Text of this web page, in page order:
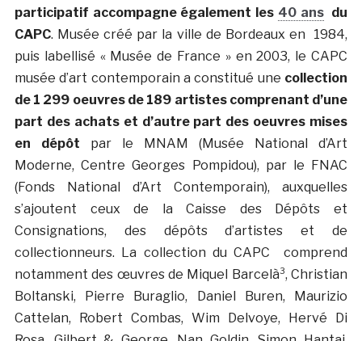
participatif accompagne également les 40 ansdu
CAPC. Musée créé par la ville de Bordeaux en 1984,
puis labellisé « Musée de France » en 2003, le CAPC
musée d’art contemporain a constitué une collection
de 1 299 oeuvres de 189 artistes comprenant d’une
part des achats et d’autre part des oeuvres mises
en dépôt par le MNAM (Musée National d’Art
Moderne, Centre Georges Pompidou), par le FNAC
(Fonds National d’Art Contemporain), auxquelles
s’ajoutent ceux de la Caisse des Dépôts et
Consignations, des dépôts d’artistes et de
collectionneurs. La collection du CAPC comprend
notamment des œuvres de Miquel Barcelà³, Christian
Boltanski, Pierre Buraglio, Daniel Buren, Maurizio
Cattelan, Robert Combas, Wim Delvoye, Hervé Di